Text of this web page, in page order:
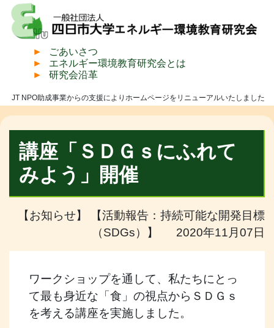
ごあいさつ
エネルギー環境教育研究会とは
研究会沿革
JT NPO助成事業からの支援によりホームページをリニューアルいたしました
講座「ＳＤＧｓにふれて
みよう」開催
【お知らせ】 【活動報告：持続可能な開発目標
（SDGs）】 2020年11月07日
ワークショップを通して、私たちにとっ
て最も身近な「食」の視点からＳＤＧｓ
を考える講座を実施しました。